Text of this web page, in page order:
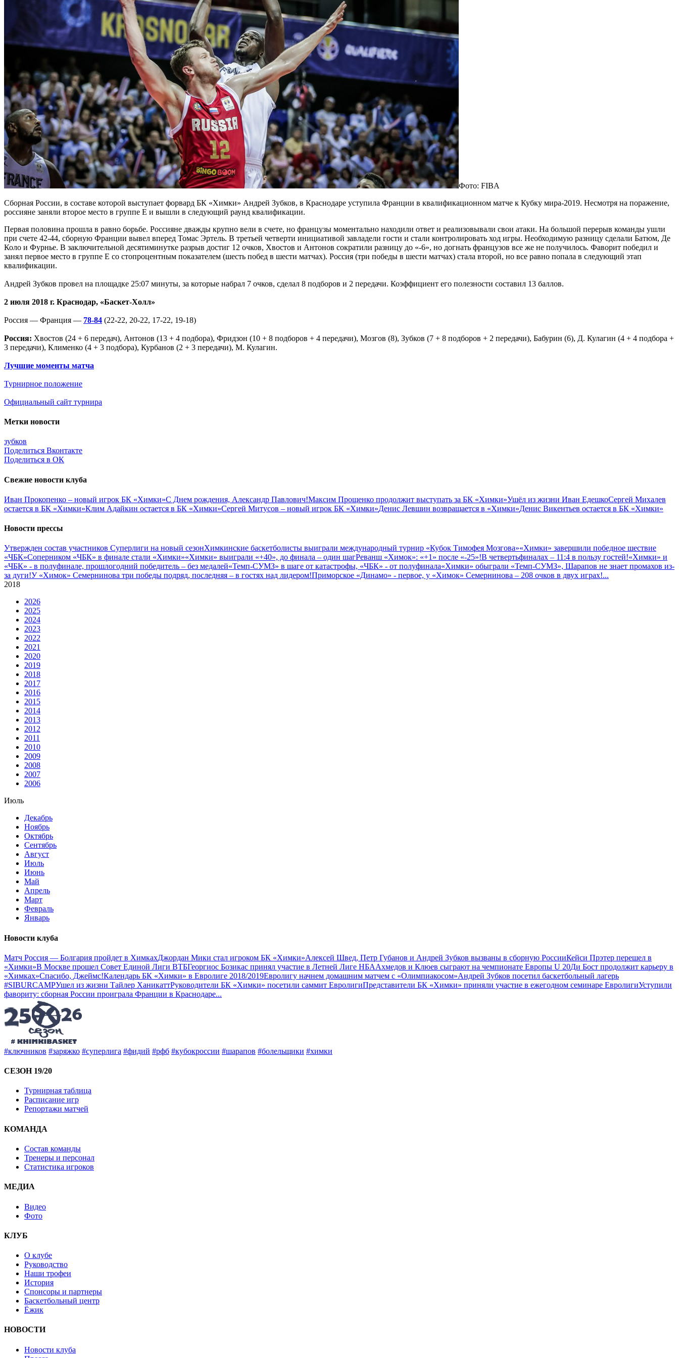
Фото: FIBA
Сборная России, в составе которой выступает форвард БК «Химки» Андрей Зубков, в Краснодаре уступила Франции в квалификационном матче к Кубку мира-2019. Несмотря на поражение,
россияне заняли второе место в группе E и вышли в следующий раунд квалификации.
Первая половина прошла в равно борьбе. Россияне дважды крупно вели в счете, но французы моментально находили ответ и реализовывали свои атаки. На большой перерыв команды ушли
при счете 42-44, сборную Франции вывел вперед Томас Эртель. В третьей четверти инициативой завладели гости и стали контролировать ход игры. Необходимую разницу сделали Батюм, Де
Коло и Фурнье. В заключительной десятиминутке разрыв достиг 12 очков, Хвостов и Антонов сократили разницу до «-6», но догнать французов все же не получилось. Фаворит победил и
занял первое место в группе E со стопроцентным показателем (шесть побед в шести матчах). Россия (три победы в шести матчах) стала второй, но все равно попала в следующий этап
квалификации.
Андрей Зубков провел на площадке 25:07 минуты, за которые набрал 7 очков, сделал 8 подборов и 2 передачи. Коэффициент его полезности составил 13 баллов.
2 июля 2018 г. Краснодар, «Баскет-Холл»
Россия — Франция — 78-84 (22-22, 20-22, 17-22, 19-18)
Россия: Хвостов (24 + 6 передач), Антонов (13 + 4 подбора), Фридзон (10 + 8 подборов + 4 передачи), Мозгов (8), Зубков (7 + 8 подборов + 2 передачи), Бабурин (6), Д. Кулагин (4 + 4 подбора +
3 передачи), Клименко (4 + 3 подбора), Курбанов (2 + 3 передачи), М. Кулагин.
Лучшие моменты матча
Турнирное положение
Официальный сайт турнира
Метки новости
зубков
Поделиться Вконтакте
Поделиться в ОК
Свежие новости клуба
Иван Прокопенко – новый игрок БК «Химки»С Днем рождения, Александр Павлович!Максим Прощенко продолжит выступать за БК «Химки»Ушёл из жизни Иван ЕдешкоСергей Михалев
остается в БК «Химки»Клим Адайкин остается в БК «Химки»Сергей Митусов – новый игрок БК «Химки»Денис Левшин возвращается в «Химки»Денис Викентьев остается в БК «Химки»
Новости прессы
Утвержден состав участников Cуперлиги на новый сезонХимкинские баскетболисты выиграли международный турнир «Кубок Тимофея Мозгова»«Химки» завершили победное шествие
«ЧБК»Соперником «ЧБК» в финале стали «Химки»«Химки» выиграли «+40», до финала – один шагРеванш «Химок»: «+1» после «-25»!В четвертьфиналах – 11:4 в пользу гостей!«Химки» и
«ЧБК» - в полуфинале, прошлогодний победитель – без медалей«Темп-СУМЗ» в шаге от катастрофы, «ЧБК» - от полуфинала«Химки» обыграли «Темп-СУМЗ», Шарапов не знает промахов из-
за дуги!У «Химок» Семернинова три победы подряд, последняя – в гостях над лидером!Приморское «Динамо» - первое, у «Химок» Семернинова – 208 очков в двух играх!...
2018
2026
2025
2024
2023
2022
2021
2020
2019
2018
2017
2016
2015
2014
2013
2012
2011
2010
2009
2008
2007
2006
Июль
Декабрь
Ноябрь
Октябрь
Сентябрь
Август
Июль
Июнь
Май
Апрель
Март
Февраль
Январь
Новости клуба
Матч Россия — Болгария пройдет в ХимкахДжордан Мики стал игроком БК «Химки»Алексей Швед, Петр Губанов и Андрей Зубков вызваны в сборную РоссииКейси Прэтер перешел в
«Химки»В Москве прошел Совет Единой Лиги ВТБГеоргиос Бозикас принял участие в Летней Лиге НБААхмедов и Клюев сыграют на чемпионате Европы U 20Ди Бост продолжит карьеру в
«Химках»Спасибо, Джеймс!Календарь БК «Химки» в Евролиге 2018/2019Евролигу начнем домашним матчем с «Олимпиакосом»Андрей Зубков посетил баскетбольный лагерь
#SIBURCAMPУшел из жизни Тайлер ХаникаттРуководители БК «Химки» посетили саммит ЕвролигиПредставители БК «Химки» приняли участие в ежегодном семинаре ЕвролигиУступили
фавориту: сборная России проиграла Франции в Краснодаре...
#ключников #заряжко #суперлига #фидий #рфб #кубокроссии #шарапов #болельщики #химки
СЕЗОН 19/20
Турнирная таблица
Расписание игр
Репортажи матчей
КОМАНДА
Состав команды
Тренеры и персонал
Статистика игроков
МЕДИА
Видео
Фото
КЛУБ
О клубе
Руководство
Наши трофеи
История
Спонсоры и партнеры
Баскетбольный центр
Ёжик
НОВОСТИ
Новости клуба